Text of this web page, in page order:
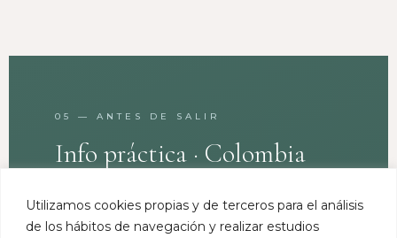
Utilizamos cookies propias y de terceros para el análisis
de los hábitos de navegación y realizar estudios
05 — ANTES DE SALIR
Info práctica · Colombia
💛 SOBRE VIAJAR SOLAS POR COLOMBIA